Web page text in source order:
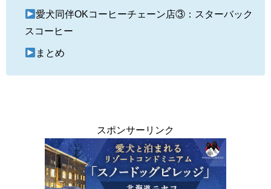
愛犬同伴OKコーヒーチェーン店③：スターバック
スコーヒー
まとめ
スポンサーリンク